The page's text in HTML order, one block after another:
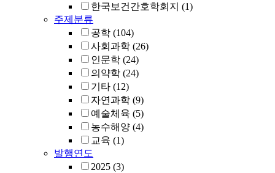
한국보건간호학회지 (1)
주제분류
공학 (104)
사회과학 (26)
인문학 (24)
의약학 (24)
기타 (12)
자연과학 (9)
예술체육 (5)
농수해양 (4)
교육 (1)
발행연도
2025 (3)